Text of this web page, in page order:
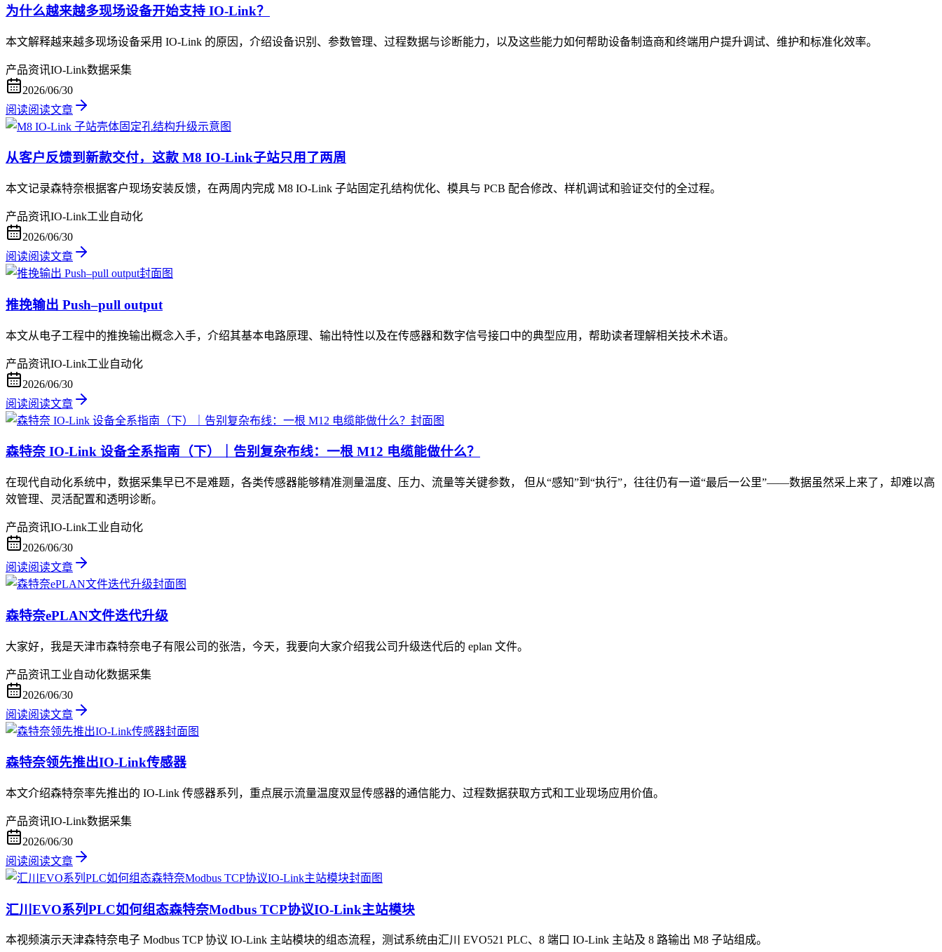
为什么越来越多现场设备开始支持 IO-Link？
本文解释越来越多现场设备采用 IO-Link 的原因，介绍设备识别、参数管理、过程数据与诊断能力，以及这些能力如何帮助设备制造商和终端用户提升调试、维护和标准化效率。
产品资讯IO-Link数据采集
2026/06/30
阅读阅读文章
从客户反馈到新款交付，这款 M8 IO-Link子站只用了两周
本文记录森特奈根据客户现场安装反馈，在两周内完成 M8 IO-Link 子站固定孔结构优化、模具与 PCB 配合修改、样机调试和验证交付的全过程。
产品资讯IO-Link工业自动化
2026/06/30
阅读阅读文章
推挽输出 Push–pull output
本文从电子工程中的推挽输出概念入手，介绍其基本电路原理、输出特性以及在传感器和数字信号接口中的典型应用，帮助读者理解相关技术术语。
产品资讯IO-Link工业自动化
2026/06/30
阅读阅读文章
森特奈 IO-Link 设备全系指南（下）｜告别复杂布线：一根 M12 电缆能做什么？
在现代自动化系统中，数据采集早已不是难题，各类传感器能够精准测量温度、压力、流量等关键参数， 但从“感知”到“执行”，往往仍有一道“最后一公里”——数据虽然采上来了，却难以高
效管理、灵活配置和透明诊断。
产品资讯IO-Link工业自动化
2026/06/30
阅读阅读文章
森特奈ePLAN文件迭代升级
大家好，我是天津市森特奈电子有限公司的张浩，今天，我要向大家介绍我公司升级迭代后的 eplan 文件。
产品资讯工业自动化数据采集
2026/06/30
阅读阅读文章
森特奈领先推出IO-Link传感器
本文介绍森特奈率先推出的 IO-Link 传感器系列，重点展示流量温度双显传感器的通信能力、过程数据获取方式和工业现场应用价值。
产品资讯IO-Link数据采集
2026/06/30
阅读阅读文章
汇川EVO系列PLC如何组态森特奈Modbus TCP协议IO-Link主站模块
本视频演示天津森特奈电子 Modbus TCP 协议 IO-Link 主站模块的组态流程，测试系统由汇川 EVO521 PLC、8 端口 IO-Link 主站及 8 路输出 M8 子站组成。